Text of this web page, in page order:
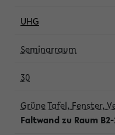
UHG
Seminarraum
30
Grüne Tafel, Fenster,
Faltwand zu Raum